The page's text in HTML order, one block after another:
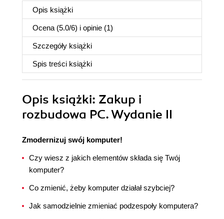
Opis książki
Ocena (5.0/6) i opinie (1)
Szczegóły książki
Spis treści książki
Opis książki: Zakup i
rozbudowa PC. Wydanie II
Zmodernizuj swój komputer!
Czy wiesz z jakich elementów składa się Twój
komputer?
Co zmienić, żeby komputer działał szybciej?
Jak samodzielnie zmieniać podzespoły komputera?